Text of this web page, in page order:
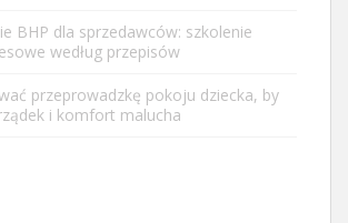
BHP dla sprzedawców: szkolenie
według przepisów
przeprowadzkę pokoju dziecka, by
i komfort malucha